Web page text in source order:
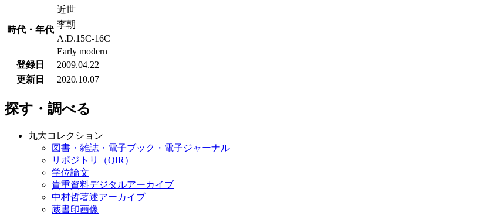
時代・年代
近世
李朝
A.D.15C-16C
Early modern
登録日
2009.04.22
更新日
2020.10.07
探す・調べる
九大コレクション
図書・雑誌・電子ブック・電子ジャーナル
リポジトリ（QIR）
学位論文
貴重資料デジタルアーカイブ
中村哲著述アーカイブ
蔵書印画像